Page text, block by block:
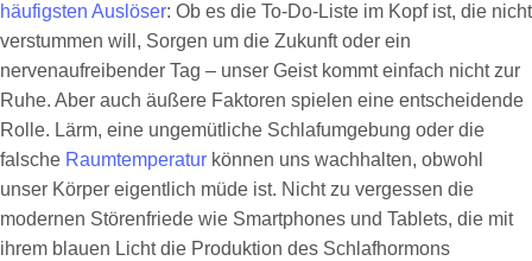
häufigsten Auslöser: Ob es die To-Do-Liste im Kopf ist, die nicht
verstummen will, Sorgen um die Zukunft oder ein
nervenaufreibender Tag – unser Geist kommt einfach nicht zur
Ruhe. Aber auch äußere Faktoren spielen eine entscheidende
Rolle. Lärm, eine ungemütliche Schlafumgebung oder die
falsche Raumtemperatur können uns wachhalten, obwohl
unser Körper eigentlich müde ist. Nicht zu vergessen die
modernen Störenfriede wie Smartphones und Tablets, die mit
ihrem blauen Licht die Produktion des Schlafhormons